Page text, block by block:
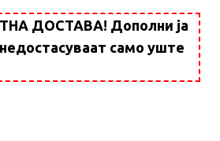
ДОСТАВА! Дополни ја
само уште